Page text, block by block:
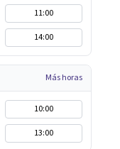
11:00
14:00
Más horas
10:00
13:00